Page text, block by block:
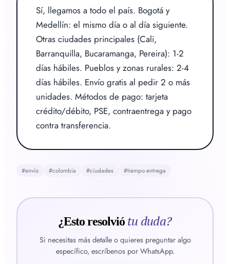
Sí, llegamos a todo el país. Bogotá y
Medellín: el mismo día o al día siguiente.
Otras ciudades principales (Cali,
Barranquilla, Bucaramanga, Pereira): 1-2
días hábiles. Pueblos y zonas rurales: 2-4
días hábiles. Envío gratis al pedir 2 o más
unidades. Métodos de pago: tarjeta
crédito/débito, PSE, contraentrega y pago
contra transferencia.
#envío #colombia #ciudades #tiempo entrega
¿Esto resolvió tu duda?
Si necesitas más detalle o quieres preguntar algo
específico, escríbenos por WhatsApp.